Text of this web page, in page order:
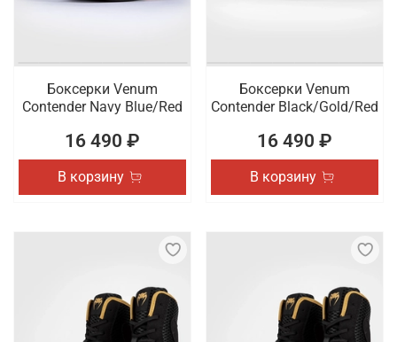
Боксерки Venum
Contender Navy Blue/Red
16 490 ₽
В корзину
Боксерки Venum
Contender Black/Gold/Red
16 490 ₽
В корзину